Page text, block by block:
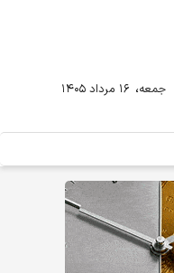
جمعه، ۱۶ مرداد ۱۴۰۵